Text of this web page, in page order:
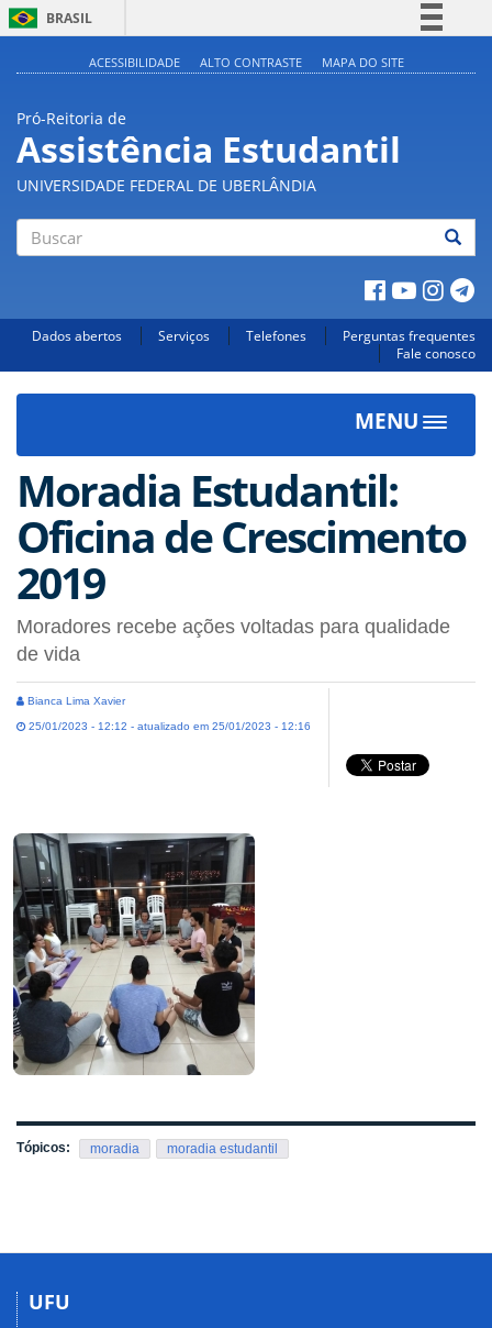
BRASIL
Acesso à informação
Legislação
Canais
ACESSIBILIDADE ALTO CONTRASTE MAPA DO SITE
Pró-Reitoria de
Assistência Estudantil
UNIVERSIDADE FEDERAL DE UBERLÂNDIA
Dados abertos Serviços Telefones
Perguntas frequentes
Fale conosco
MENU
Toggle
Moradia Estudantil:
Oficina de Crescimento
2019
Moradores recebe ações voltadas para qualidade
de vida
Bianca Lima Xavier
25/01/2023 - 12:12 - atualizado em 25/01/2023 - 12:16
Tópicos: moradia moradia estudantil
UFU